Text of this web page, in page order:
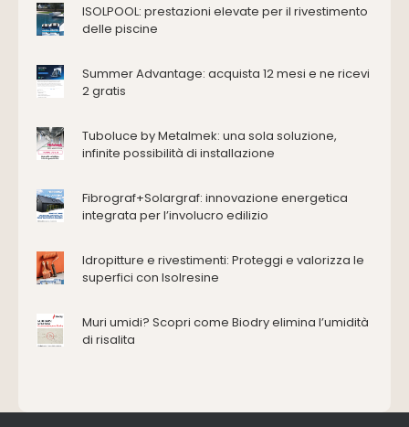
Edilizia
Antincendio e sicurezza
Attrezzature manuali
Cappe d'aspirazione
Consolidamento
Deumidificazione
Energie rinnovabili
Ferramenta e fissaggi
Impianti idrici e depurazione
Impianti termici e climatizzazione
Materiali da costruzione
ISOLPOOL: prestazioni elevate per il rivestimento
delle piscine
Summer Advantage: acquista 12 mesi e ne ricevi
2 gratis
Tuboluce by Metalmek: una sola soluzione,
infinite possibilità di installazione
Fibrograf+Solargraf: innovazione energetica
integrata per l’involucro edilizio
Idropitture e rivestimenti: Proteggi e valorizza le
superfici con Isolresine
Muri umidi? Scopri come Biodry elimina l’umidità
di risalita